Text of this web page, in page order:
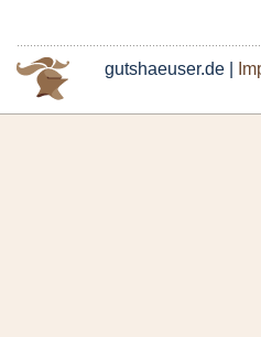
gutshaeuser.de |